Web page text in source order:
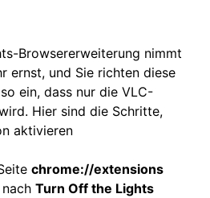
Browsererweiterung nimmt
ernst, und Sie richten diese
ein, dass nur die VLC-
Hier sind die Schritte,
aktivieren
chrome://extensions
Turn Off the Lights